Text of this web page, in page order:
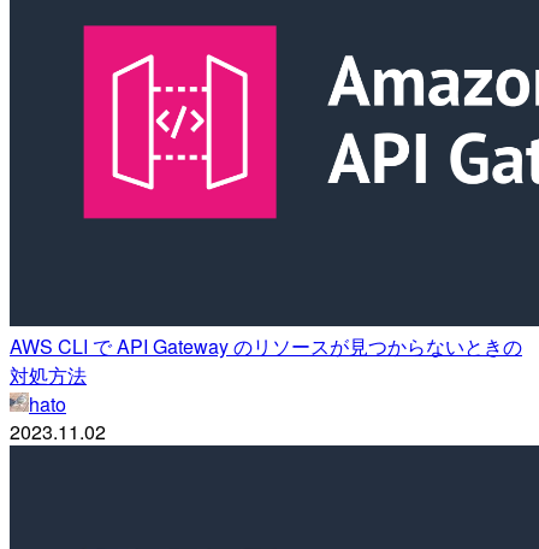
AWS CLI で API Gateway のリソースが見つからないときの
対処方法
hato
2023.11.02